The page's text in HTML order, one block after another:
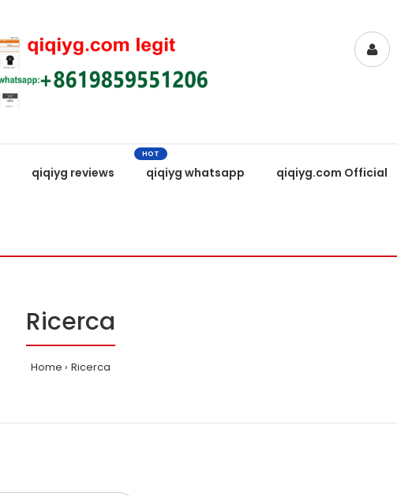
qiqiyg reviews qiqiyg whatsapp
HOT
qiqiyg.com Official
Ricerca
Home Ricerca